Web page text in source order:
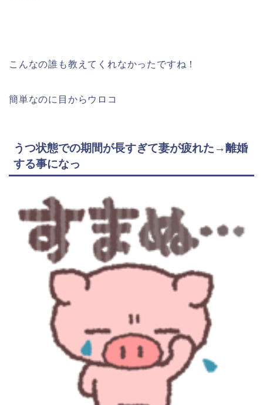
こんなの誰も教えてくれなかったですね！
簡単なのに目からウロコ
うつ状態での期間が長すぎて妻が疲れた→離婚
する事になっ